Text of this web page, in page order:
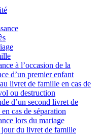
à l’occasion de la
d’un premier enfant
livret de famille en cas de
ou destruction
d’un second livret de
cas de séparation
lors du mariage
jour du livret de famille